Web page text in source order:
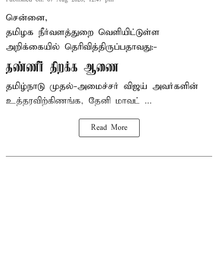
சென்னை,
தமிழக நீர்வளத்துறை வெளியிட்டுள்ள
அறிக்கையில் தெரிவித்திருப்பதாவது:-
தண்ணீர் திறக்க ஆணை
தமிழ்நாடு முதல்-அமைச்சர் விஜய் அவர்களின்
உத்தரவிற்கிணங்க, தேனி மாவட் ...
Read More